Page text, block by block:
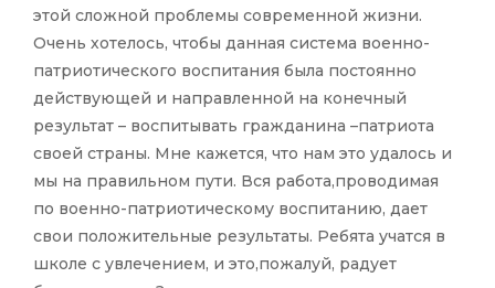
этой сложной проблемы современной жизни.
Очень хотелось, чтобы данная система военно-
патриотического воспитания была постоянно
действующей и направленной на конечный
результат – воспитывать гражданина –патриота
своей страны. Мне кажется, что нам это удалось и
мы на правильном пути. Вся работа,проводимая
по военно-патриотическому воспитанию, дает
свои положительные результаты. Ребята учатся в
школе с увлечением, и это,пожалуй, радует